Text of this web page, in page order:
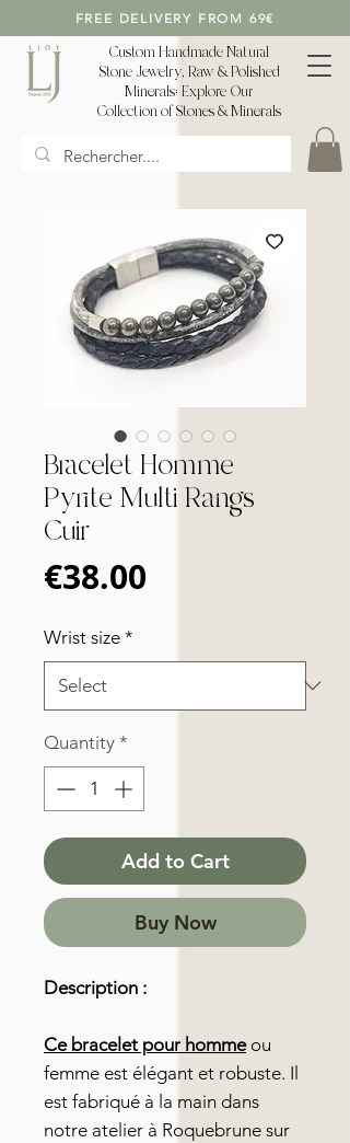
FREE DELIVERY FROM 69€
Custom Handmade Natural
Stone Jewelry, Raw & Polished
Minerals: Explore Our
Collection of Stones & Minerals
Bracelet Homme
Pyrite Multi Rangs
Cuir
€38.00
Wrist size *
Quantity *
Add to Cart
Buy Now
Description :
Ce bracelet pour hommeou
femme est élégant et robuste. Il
est fabriqué à la main dans
notre atelier à Roquebrune sur